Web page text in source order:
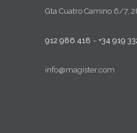
Gta Cuatro Camino 6/7,
912 986 418 – +34 919
info@magister.com